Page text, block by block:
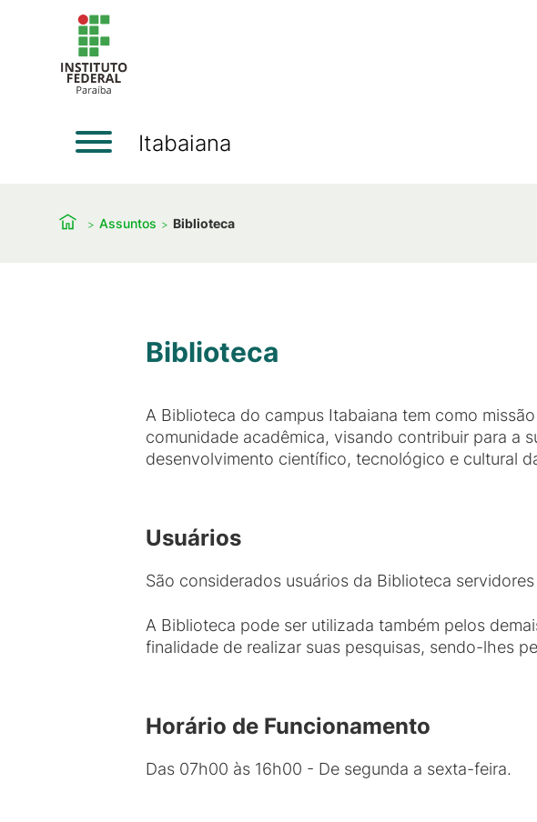
Itabaiana
Assuntos Biblioteca
Biblioteca
A Biblioteca do campus Itabaiana tem como
comunidade acadêmica, visando contribuir para a
desenvolvimento científico, tecnológico e cultural
Usuários
São considerados usuários da Biblioteca
A Biblioteca pode ser utilizada também pelos
finalidade de realizar suas pesquisas, sendo-lhes
Horário de Funcionamento
Das 07h00 às 16h00 - De segunda a sexta-feira.